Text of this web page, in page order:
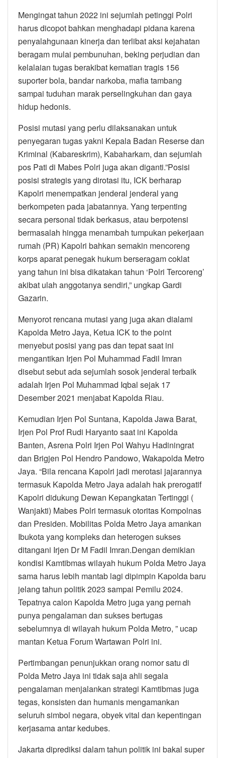
Mengingat tahun 2022 ini sejumlah petinggi Polri
harus dicopot bahkan menghadapi pidana karena
penyalahgunaan kinerja dan terlibat aksi kejahatan
beragam mulai pembunuhan, beking perjudian dan
kelalaian tugas berakibat kematian tragis 156
suporter bola, bandar narkoba, mafia tambang
sampai tuduhan marak perselingkuhan dan gaya
hidup hedonis.
Posisi mutasi yang perlu dilaksanakan untuk
penyegaran tugas yakni Kepala Badan Reserse dan
Kriminal (Kabareskrim), Kabaharkam, dan sejumlah
pos Pati di Mabes Polri juga akan diganti.”Posisi
posisi strategis yang dirotasi itu, ICK berharap
Kapolri menempatkan jenderal jenderal yang
berkompeten pada jabatannya. Yang terpenting
secara personal tidak berkasus, atau berpotensi
bermasalah hingga menambah tumpukan pekerjaan
rumah (PR) Kapolri bahkan semakin mencoreng
korps aparat penegak hukum berseragam coklat
yang tahun ini bisa dikatakan tahun ‘Polri Tercoreng’
akibat ulah anggotanya sendiri,” ungkap Gardi
Gazarin.
Menyorot rencana mutasi yang juga akan dialami
Kapolda Metro Jaya, Ketua ICK to the point
menyebut posisi yang pas dan tepat saat ini
mengantikan Irjen Pol Muhammad Fadil Imran
disebut sebut ada sejumlah sosok jenderal terbaik
adalah Irjen Pol Muhammad Iqbal sejak 17
Desember 2021 menjabat Kapolda Riau.
Kemudian Irjen Pol Suntana, Kapolda Jawa Barat,
Irjen Pol Prof Rudi Haryanto saat ini Kapolda
Banten, Asrena Polri Irjen Pol Wahyu Hadiningrat
dan Brigjen Pol Hendro Pandowo, Wakapolda Metro
Jaya. “Bila rencana Kapolri jadi merotasi jajarannya
termasuk Kapolda Metro Jaya adalah hak prerogatif
Kapolri didukung Dewan Kepangkatan Tertinggi (
Wanjakti) Mabes Polri termasuk otoritas Kompolnas
dan Presiden. Mobilitas Polda Metro Jaya amankan
Ibukota yang kompleks dan heterogen sukses
ditangani Irjen Dr M Fadil Imran.Dengan demikian
kondisi Kamtibmas wilayah hukum Polda Metro Jaya
sama harus lebih mantab lagi dipimpin Kapolda baru
jelang tahun politik 2023 sampai Pemilu 2024.
Tepatnya calon Kapolda Metro juga yang pernah
punya pengalaman dan sukses bertugas
sebelumnya di wilayah hukum Polda Metro, ” ucap
mantan Ketua Forum Wartawan Polri ini.
Pertimbangan penunjukkan orang nomor satu di
Polda Metro Jaya ini tidak saja ahli segala
pengalaman menjalankan strategi Kamtibmas juga
tegas, konsisten dan humanis mengamankan
seluruh simbol negara, obyek vital dan kepentingan
kerjasama antar kedubes.
Jakarta diprediksi dalam tahun politik ini bakal super